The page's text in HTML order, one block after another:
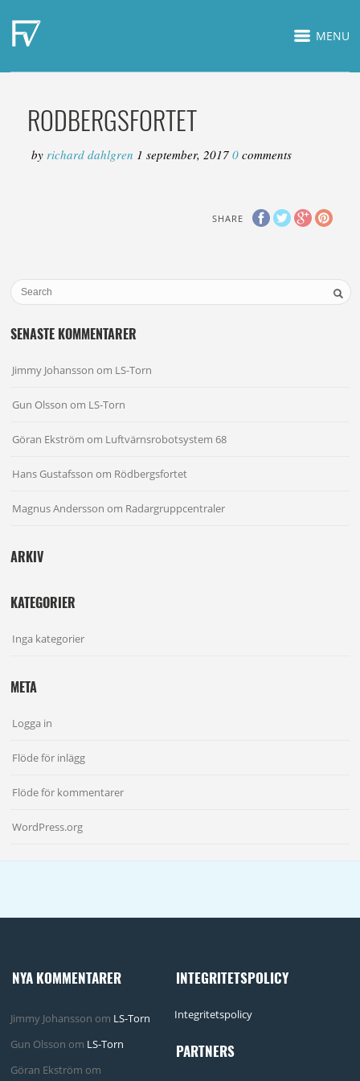
MENU
RODBERGSFORTET
byrichard dahlgren 1 september, 2017 0comments
SHARE
SENASTE KOMMENTARER
Jimmy Johansson om LS-Torn
Gun Olsson om LS-Torn
Göran Ekström om Luftvärnsrobotsystem 68
Hans Gustafsson om Rödbergsfortet
Magnus Andersson om Radargruppcentraler
ARKIV
KATEGORIER
Inga kategorier
META
Logga in
Flöde för inlägg
Flöde för kommentarer
WordPress.org
NYA KOMMENTARER
Jimmy Johansson om LS-Torn
Gun Olsson om LS-Torn
Göran Ekström om
INTEGRITETSPOLICY
Integritetspolicy
PARTNERS